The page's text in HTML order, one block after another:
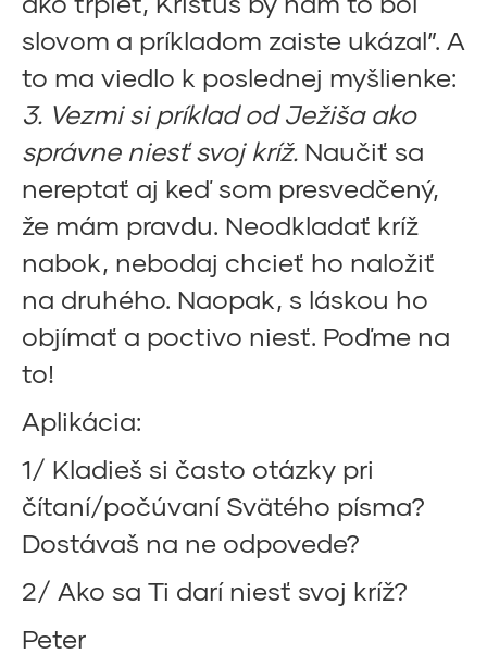
slovom a príkladom zaiste ukázal”. A
to ma viedlo k poslednej myšlienke:
3. Vezmi si príklad od Ježiša ako
správne niesť svoj kríž. Naučiť sa
nereptať aj keď som presvedčený,
že mám pravdu. Neodkladať kríž
nabok, nebodaj chcieť ho naložiť
na druhého. Naopak, s láskou ho
objímať a poctivo niesť. Poďme na
to!
Aplikácia:
1/ Kladieš si často otázky pri
čítaní/počúvaní Svätého písma?
Dostávaš na ne odpovede?
2/ Ako sa Ti darí niesť svoj kríž?
Peter